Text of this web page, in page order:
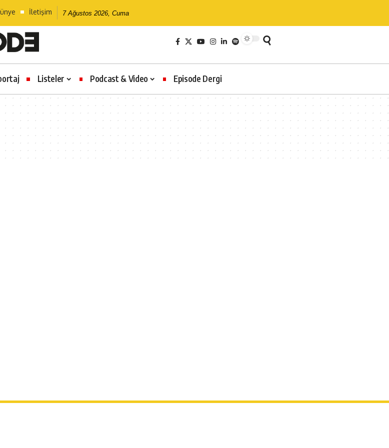
İletişim 7 Ağustos 2026, Cuma
Listeler Podcast & Video Episode Dergi
Paşa Sok. No3/A Kadıköy İstanbul